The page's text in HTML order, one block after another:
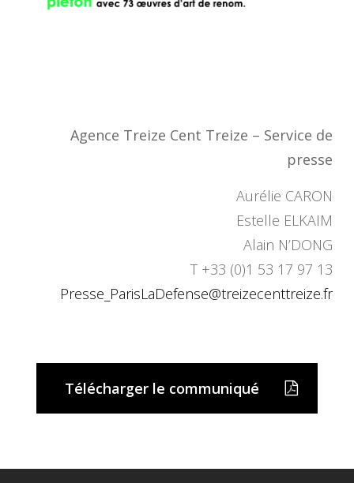
Agence Treize Cent Treize – Service de
presse
Aurélie CARON
Estelle ELKAIM
Alain N’DONG
T +33 (0)1 53 17 97 13
Presse_ParisLaDefense@treizecenttreize.fr
Télécharger le communiqué